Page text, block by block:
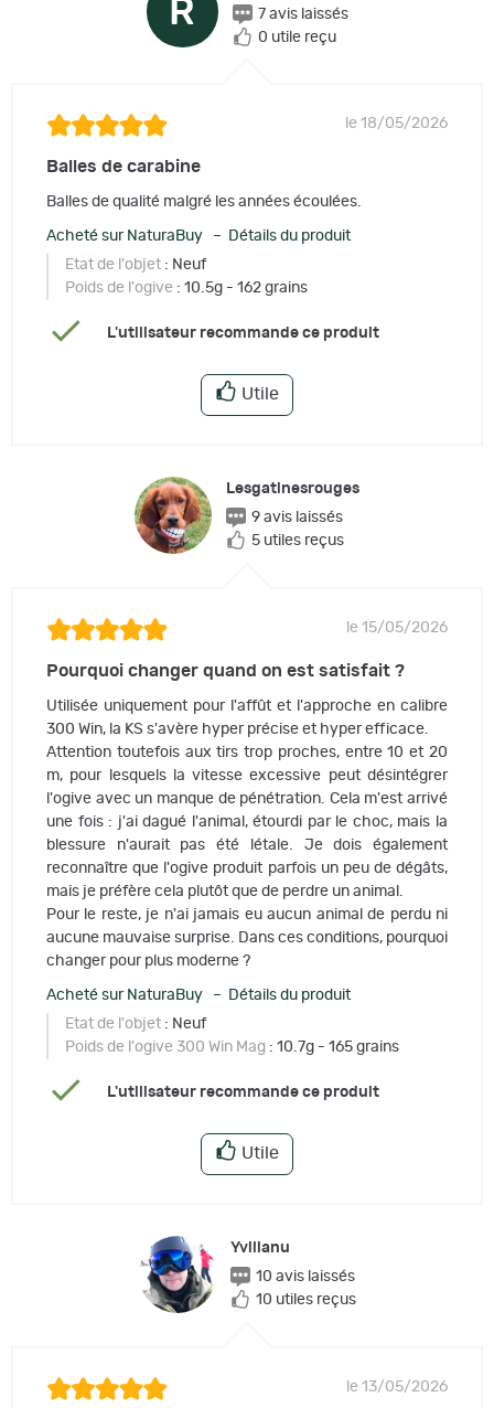
R
7 avis laissés
0 utile reçu
le 18/05/2026
Balles de carabine
Balles de qualité malgré les années écoulées.
Acheté sur NaturaBuy – Détails du produit
Etat de l'objet : Neuf
Poids de l'ogive : 10.5g - 162 grains
L'utilisateur recommande ce produit
Utile
Lesgatinesrouges
9 avis laissés
5 utiles reçus
le 15/05/2026
Pourquoi changer quand on est satisfait ?
Utilisée uniquement pour l'affût et l'approche en calibre
300 Win, la KS s'avère hyper précise et hyper efficace.
Attention toutefois aux tirs trop proches, entre 10 et 20
m, pour lesquels la vitesse excessive peut désintégrer
l'ogive avec un manque de pénétration. Cela m'est arrivé
une fois : j'ai dagué l'animal, étourdi par le choc, mais la
blessure n'aurait pas été létale. Je dois également
reconnaître que l'ogive produit parfois un peu de dégâts,
mais je préfère cela plutôt que de perdre un animal.
Pour le reste, je n'ai jamais eu aucun animal de perdu ni
aucune mauvaise surprise. Dans ces conditions, pourquoi
changer pour plus moderne ?
Acheté sur NaturaBuy – Détails du produit
Etat de l'objet : Neuf
Poids de l'ogive 300 Win Mag : 10.7g - 165 grains
L'utilisateur recommande ce produit
Utile
Yvillanu
10 avis laissés
10 utiles reçus
le 13/05/2026